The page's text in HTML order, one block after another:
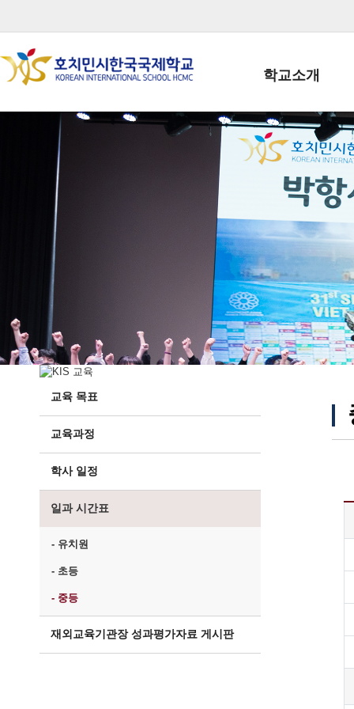
학교소개
학교장인사말
학생회장인사말
학교상징
학교 CI
교직원현황
학생현황
위치/전화
전경사진
교육 목표
교육과정
학사 일정
일과 시간표
- 유치원
- 초등
- 중등
재외교육기관장 성과평가자료 게시판